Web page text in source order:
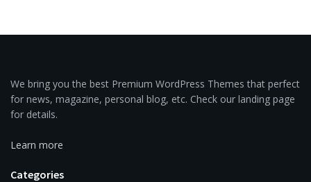
We bring you the best Premium WordPress Themes that perfect
for news, magazine, personal blog, etc. Check our landing page
for details.
Learn more
Categories